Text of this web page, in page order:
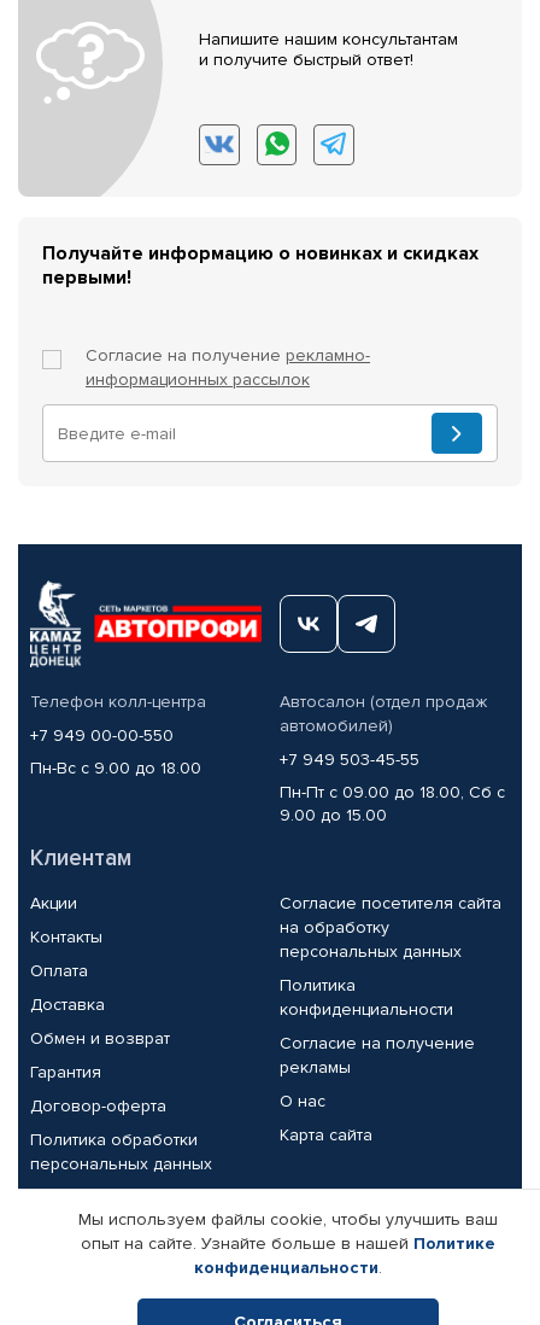
Напишите нашим консультантам
и получите быстрый ответ!
Получайте информацию о новинках и скидках
первыми!
Согласие на получение рекламно-
информационных рассылок
Телефон колл-центра
+7 949 00-00-550
Пн-Вс с 9.00 до 18.00
Автосалон (отдел продаж
автомобилей)
+7 949 503-45-55
Пн-Пт с 09.00 до 18.00, Сб с
9.00 до 15.00
Клиентам
Акции
Контакты
Оплата
Доставка
Обмен и возврат
Гарантия
Договор-оферта
Политика обработки
персональных данных
Согласие посетителя сайта
на обработку
персональных данных
Политика
конфиденциальности
Согласие на получение
рекламы
О нас
Карта сайта
Партнерам
Корпоративным клиентам
Поставщикам
Реквизиты компании
Мы используем файлы cookie, чтобы улучшить ваш
опыт на сайте. Узнайте больше в нашей Политике
конфиденциальности.